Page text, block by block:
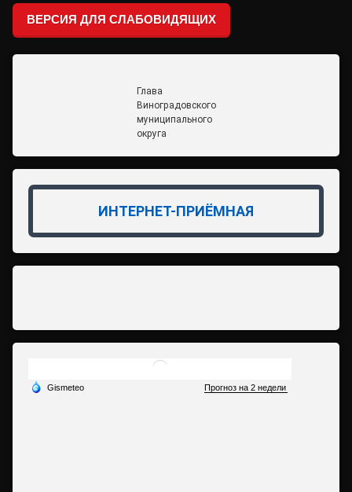
ВЕРСИЯ ДЛЯ СЛАБОВИДЯЩИХ
Глава
Виноградовского
муниципального
округа
ИНТЕРНЕТ-ПРИЁМНАЯ